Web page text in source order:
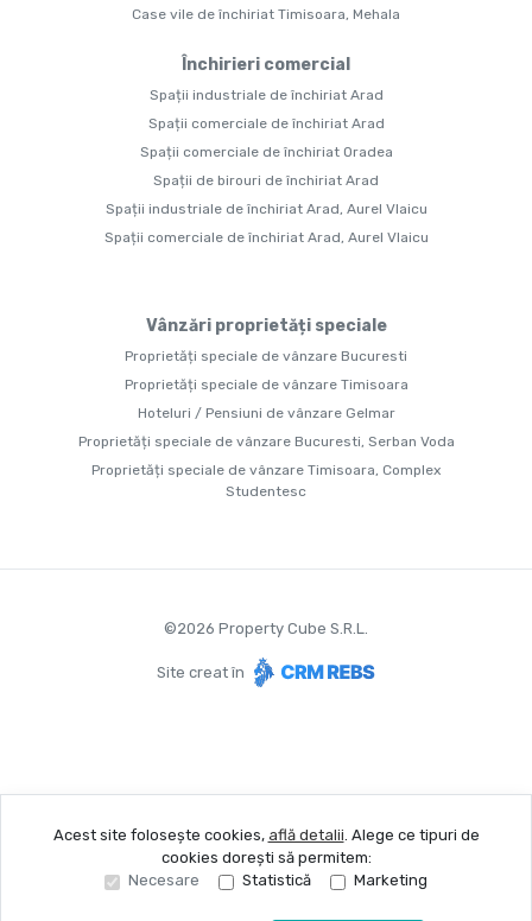
Case vile de închiriat Timisoara, Mehala
Închirieri comercial
Spații industriale de închiriat Arad
Spații comerciale de închiriat Arad
Spații comerciale de închiriat Oradea
Spații de birouri de închiriat Arad
Spații industriale de închiriat Arad, Aurel Vlaicu
Spații comerciale de închiriat Arad, Aurel Vlaicu
Vânzări proprietăți speciale
Proprietăți speciale de vânzare Bucuresti
Proprietăți speciale de vânzare Timisoara
Hoteluri / Pensiuni de vânzare Gelmar
Proprietăți speciale de vânzare Bucuresti, Serban Voda
Proprietăți speciale de vânzare Timisoara, Complex
Studentesc
©2026 Property Cube S.R.L.
Site creat în
Acest site folosește cookies, află detalii. Alege ce tipuri de
cookies dorești să permitem:
Necesare
Statistică Marketing